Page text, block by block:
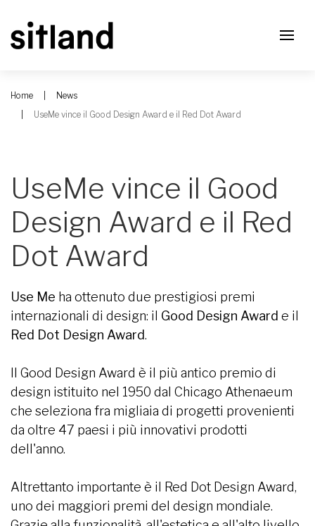
Home
News
UseMe vince il Good Design Award e il Red Dot Award
UseMe vince il Good
Design Award e il Red
Dot Award
Use Me ha ottenuto due prestigiosi premi
internazionali di design: il Good Design Award e il
Red Dot Design Award.
Il Good Design Award è il più antico premio di
design istituito nel 1950 dal Chicago Athenaeum
che seleziona fra migliaia di progetti provenienti
da oltre 47 paesi i più innovativi prodotti
dell'anno.
Altrettanto importante è il Red Dot Design Award,
uno dei maggiori premi del design mondiale.